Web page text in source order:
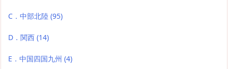
C．中部北陸 (95)
D．関西 (14)
E．中国四国九州 (4)